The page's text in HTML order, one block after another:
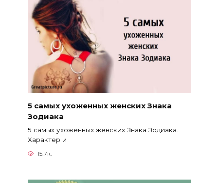
5 самых ухоженных женских Знака
Зодиака
5 самых ухоженных женских Знака Зодиака.
Характер и
15.7к.